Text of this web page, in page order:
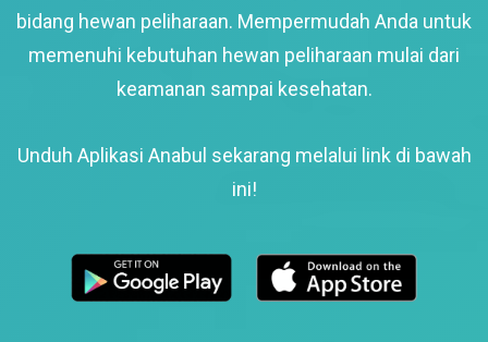
bidang hewan peliharaan. Mempermudah Anda untuk
memenuhi kebutuhan hewan peliharaan mulai dari
keamanan sampai kesehatan.
Unduh Aplikasi Anabul sekarang melalui link di bawah
ini!